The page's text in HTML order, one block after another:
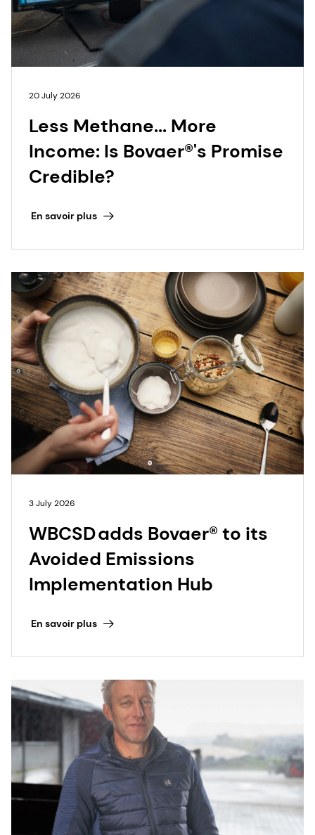
20 July 2026
Less Methane... More
Income: Is Bovaer®'s Promise
Credible?
En savoir plus
3 July 2026
WBCSD adds Bovaer® to its
Avoided Emissions
Implementation Hub
En savoir plus